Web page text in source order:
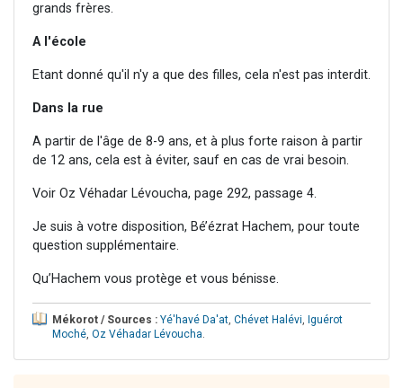
grands frères.
A l'école
Etant donné qu'il n'y a que des filles, cela n'est pas interdit.
Dans la rue
A partir de l'âge de 8-9 ans, et à plus forte raison à partir
de 12 ans, cela est à éviter, sauf en cas de vrai besoin.
Voir Oz Véhadar Lévoucha, page 292, passage 4.
Je suis à votre disposition, Bé’ézrat Hachem, pour toute
question supplémentaire.
Qu’Hachem vous protège et vous bénisse.
Mékorot / Sources : Yé'havé Da'at, Chévet Halévi, Iguérot
Moché, Oz Véhadar Lévoucha.